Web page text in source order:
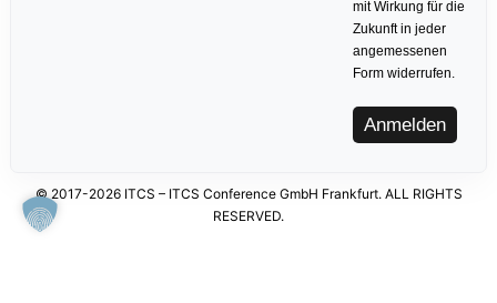
mit Wirkung für die
Zukunft in jeder
angemessenen
Form widerrufen.
Anmelden
© 2017-2026 ITCS – ITCS Conference GmbH Frankfurt. ALL RIGHTS
RESERVED.